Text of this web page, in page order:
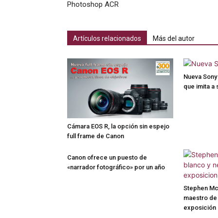
Photoshop ACR
Artículos relacionados Más del autor
Cámara EOS R, la opción sin espejo
full frame de Canon
Nueva
que imita a
Canon ofrece un puesto de
«narrador fotográfico» por un año
Stephen
maestro
exposición